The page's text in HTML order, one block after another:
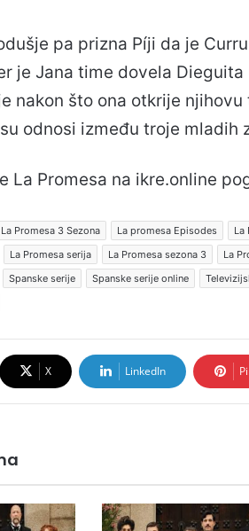
pa prizna Píji da je
je Jana time dovela Dieguita
nakon što ona otkrije
odnosi između troje mladih
La Promesa na ikre.online
La Promesa 3 Sezona La promesa Episodes La
La Promesa serija La Promesa sezona 3 La
Spanske serije Spanske serije online
X LinkedIn